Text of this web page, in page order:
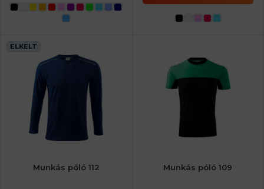
ELKELT
Munkás póló 112 Munkás póló 109